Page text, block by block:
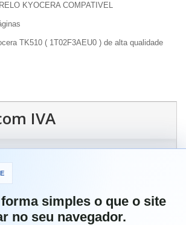
KYOCERA COMPATIVEL
TK510 ( 1T02F3AEU0 ) de alta qualidade
IVA
simples o que o site
no seu navegador.